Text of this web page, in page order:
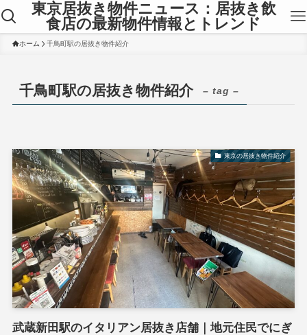
東京居抜き物件ニュース：居抜き飲
食店の最新物件情報とトレンド
ホーム 千鳥町駅の居抜き物件紹介
千鳥町駅の居抜き物件紹介 – tag –
東京の居抜き物件紹介
武蔵新田駅のイタリアン居抜き店舗｜地元住民でにぎ